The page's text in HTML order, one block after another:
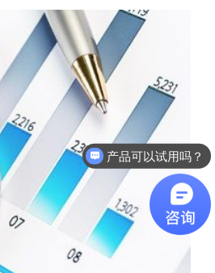
产品可以试用吗？
软件有折扣吗？